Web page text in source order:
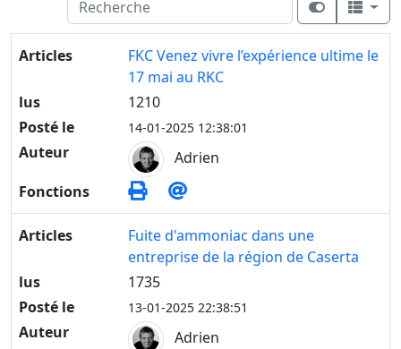
Articles
FKC Venez vivre l’expérience ultime le
17 mai au RKC
lus
1210
Posté le
14-01-2025 12:38:01
Auteur
Adrien
Fonctions
Articles
Fuite d'ammoniac dans une
entreprise de la région de Caserta
lus
1735
Posté le
13-01-2025 22:38:51
Auteur
Adrien